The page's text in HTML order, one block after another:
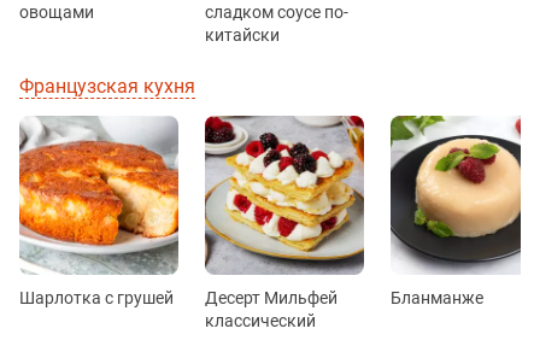
овощами
сладком соусе по-
китайски
Французская кухня
Шарлотка с грушей
Десерт Мильфей
классический
Бланманже